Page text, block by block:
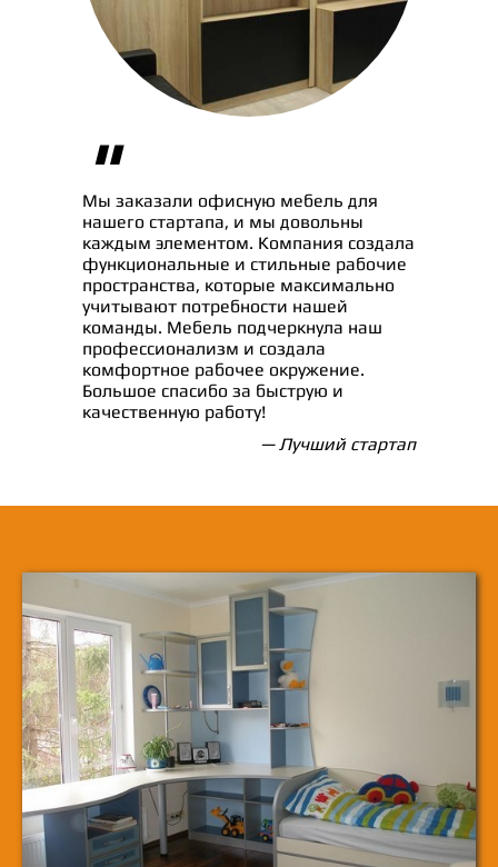
"
Мы заказали офисную мебель для
нашего стартапа, и мы довольны
каждым элементом. Компания создала
функциональные и стильные рабочие
пространства, которые максимально
учитывают потребности нашей
команды. Мебель подчеркнула наш
профессионализм и создала
комфортное рабочее окружение.
Большое спасибо за быструю и
качественную работу!
— Лучший стартап